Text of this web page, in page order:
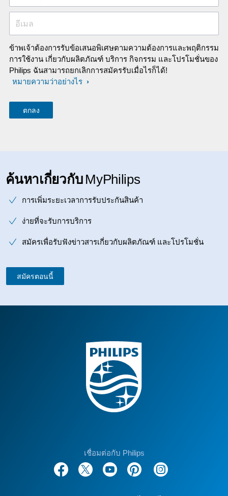
อีเมล
ข้าพเจ้าต้องการรับข้อเสนอพิเศษตามความต้องการและพฤติกรรม
การใช้งาน เกี่ยวกับผลิตภัณฑ์ บริการ กิจกรรม และโปรโมชั่นของ
Philips ฉันสามารถยกเลิกการสมัครรับเมื่อไรก็ได้!
หมายความว่าอย่างไร
ค้นหาเกี่ยวกับ MyPhilips
การเพิ่มระยะเวลาการรับประกันสินค้า
ง่ายที่จะรับการบริการ
สมัครเพื่อรับฟังข่าวสารเกี่ยวกับผลิตภัณฑ์ และโปรโมชั่น
สมัครตอนนี้
เชื่อมต่อกับ Philips